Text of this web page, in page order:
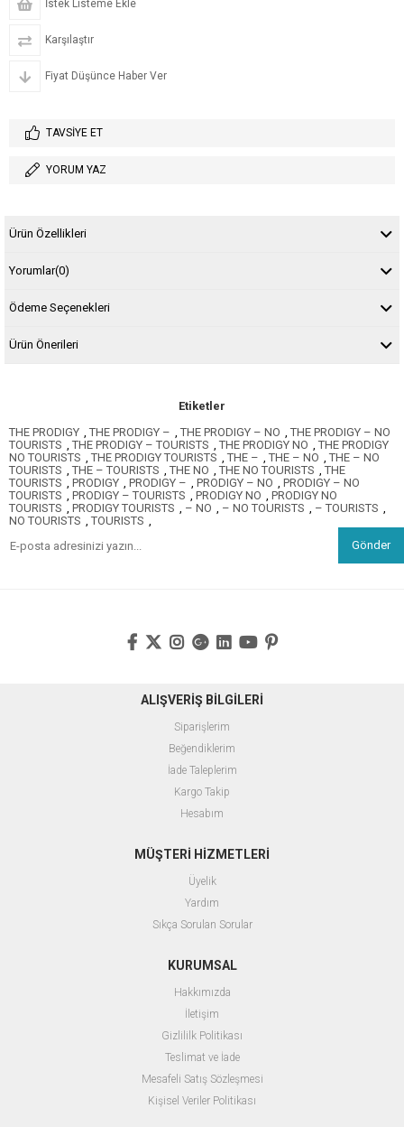
İstek Listeme Ekle
Karşılaştır
Fiyat Düşünce Haber Ver
TAVSIYE ET
YORUM YAZ
Ürün Özellikleri
Yorumlar(0)
Ödeme Seçenekleri
Ürün Önerileri
Etiketler
THE PRODIGY , THE PRODIGY – , THE PRODIGY – NO , THE PRODIGY – NO
TOURISTS , THE PRODIGY – TOURISTS , THE PRODIGY NO , THE PRODIGY
NO TOURISTS , THE PRODIGY TOURISTS , THE – , THE – NO , THE – NO
TOURISTS , THE – TOURISTS , THE NO , THE NO TOURISTS , THE
TOURISTS , PRODIGY , PRODIGY – , PRODIGY – NO , PRODIGY – NO
TOURISTS , PRODIGY – TOURISTS , PRODIGY NO , PRODIGY NO
TOURISTS , PRODIGY TOURISTS , – NO , – NO TOURISTS , – TOURISTS ,
NO TOURISTS , TOURISTS ,
Gönder
ALIŞVERİŞ BİLGİLERİ
Siparişlerim
Beğendiklerim
İade Taleplerim
Kargo Takip
Hesabım
MÜŞTERİ HİZMETLERİ
Üyelik
Yardım
Sıkça Sorulan Sorular
KURUMSAL
Hakkımızda
İletişim
Gizlililk Politikası
Teslimat ve İade
Mesafeli Satış Sözleşmesi
Kişisel Veriler Politikası